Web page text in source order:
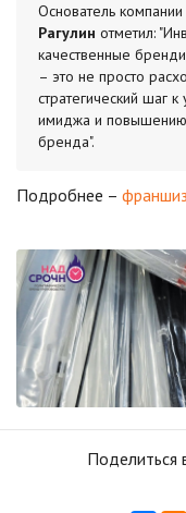
Основатель компании
Рагулин отметил:
качественные
– это не просто
стратегический шаг
имиджа и повышению
бренда".
Подробнее –
Поделиться